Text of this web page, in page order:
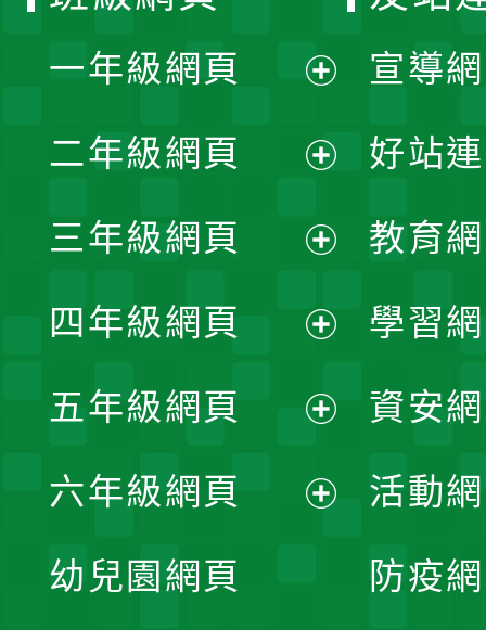
一年級網頁
開
選
單
二年級網頁
開
選
單
三年級網頁
開
選
單
四年級網頁
開
選
五年級網頁
開
六年級網頁
幼兒園網頁
宣導
好站
教育
學習
資安
活動
防疫